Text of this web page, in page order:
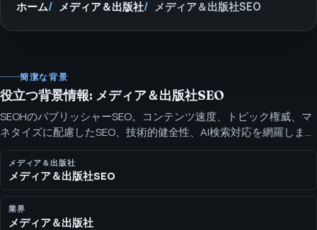
ホーム メディア＆出版社 メディア＆出版社SEO
簡潔な背景
役立つ背景情報: メディア＆出版社SEO
SEOHのパブリッシャーSEO。コンテンツ速度、トピック権威、マ
ネタイズに配慮したSEO、技術的健全性、AI検索対応を網羅しま
す。 パブリッシャーSEOは、編集速度、トピック権威、技術的ガ
バナンス、収益化経路、AI検索での引用準備をつなぎます。
メディア＆出版社
メディア＆出版社SEO
業界
メディア＆出版社